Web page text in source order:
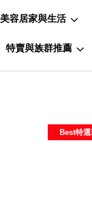
美容居家與生活
特賣與族群推薦
Best特